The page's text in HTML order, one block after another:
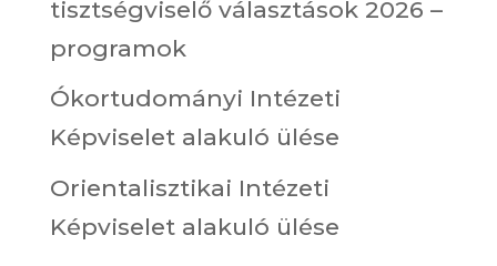
tisztségviselő választások 2026 –
programok
Ókortudományi Intézeti
Képviselet alakuló ülése
Orientalisztikai Intézeti
Képviselet alakuló ülése